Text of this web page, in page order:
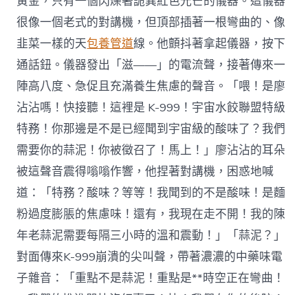
很像一個老式的對講機，但頂部插著一根彎曲的、像
韭菜一樣的天包養管道線。他顫抖著拿起儀器，按下
通話鈕。儀器發出「滋——」的電流聲，接著傳來一
陣高八度、急促且充滿養生焦慮的聲音。「喂！是廖
沾沾嗎！快接聽！這裡是 K-999！宇宙水餃聯盟特級
特務！你那邊是不是已經聞到宇宙級的酸味了？我們
需要你的蒜泥！你被徵召了！馬上！」廖沾沾的耳朵
被這聲音震得嗡嗡作響，他捏著對講機，困惑地喊
道：「特務？酸味？等等！我聞到的不是酸味！是麵
粉過度膨脹的焦慮味！還有，我現在走不開！我的陳
年老蒜泥需要每隔三小時的溫和震動！」「蒜泥？」
對面傳來K-999崩潰的尖叫聲，帶著濃濃的中藥味電
子雜音：「重點不是蒜泥！重點是**時空正在彎曲！